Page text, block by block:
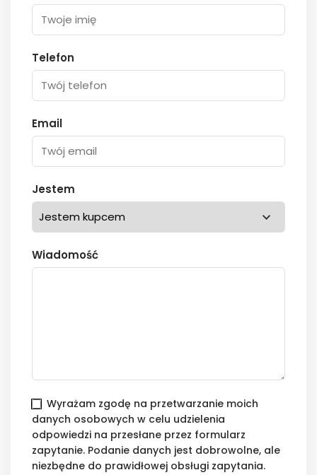
Telefon
Email
Jestem
Wiadomość
Wyrażam zgodę na przetwarzanie moich
danych osobowych w celu udzielenia
odpowiedzi na przesłane przez formularz
zapytanie. Podanie danych jest dobrowolne, ale
niezbędne do prawidłowej obsługi zapytania.